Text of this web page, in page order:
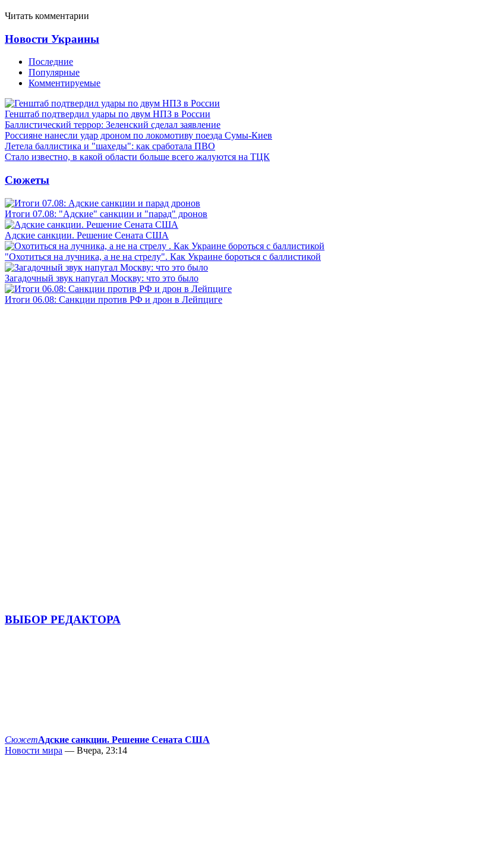
Читать комментарии
Новости Украины
Последние
Популярные
Комментируемые
Генштаб подтвердил удары по двум НПЗ в России
Баллистический террор: Зеленский сделал заявление
Россияне нанесли удар дроном по локомотиву поезда Сумы-Киев
Летела баллистика и "шахеды": как сработала ПВО
Стало известно, в какой области больше всего жалуются на ТЦК
Сюжеты
Итоги 07.08: "Адские" санкции и "парад" дронов
Адские санкции. Решение Сената США
"Охотиться на лучника, а не на стрелу". Как Украине бороться с баллистикой
Загадочный звук напугал Москву: что это было
Итоги 06.08: Санкции против РФ и дрон в Лейпциге
ВЫБОР РЕДАКТОРА
СюжетАдские санкции. Решение Сената США
Новости мира — Вчера, 23:14